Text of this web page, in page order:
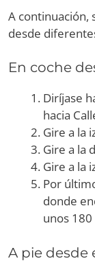
A continuación,
desde
En coche
Diríjase
hacia
Gire a la
Gire a la
Gire a la
Por
donde
unos
A pie desde